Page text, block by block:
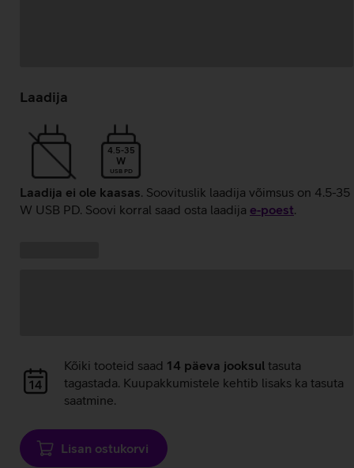
laadimine
Laadija
4.5-35
W
USB PD
Laadija ei ole kaasas. Soovituslik laadija võimsus on 4.5-35
W USB PD. Soovi korral saad osta laadija e‑poest.
Andmete
laadimine
Kõiki tooteid saad 14 päeva jooksul tasuta
tagastada. Kuupakkumistele kehtib lisaks ka tasuta
saatmine.
Lisan ostukorvi